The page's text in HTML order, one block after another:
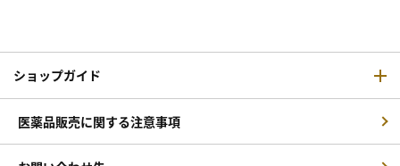
ショップガイド
医薬品販売に関する注意事項